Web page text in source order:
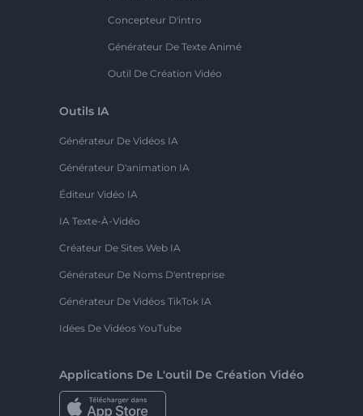
Concepteur D'intro
Générateur De Texte Animé
Outil De Création Vidéo
Outils IA
Générateur De Vidéos IA
Générateur D'animation IA
Éditeur Vidéo IA
IA Texte-À-Vidéo
Créateur De Sites Web IA
Générateur De Noms D'entreprise
Générateur De Vidéos TikTok IA
Idées De Vidéos YouTube
Applications De L'outil De Création Vidéo